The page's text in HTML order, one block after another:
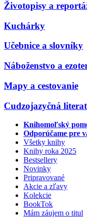
Životopisy a
Kuchárky
Učebnice a slovníky
Náboženstvo a
Mapy a cestovanie
Cudzojazyčná
Knihomoľský
Odporúčame pre
Všetky knihy
Knihy roka 2025
Bestsellery
Novinky
Pripravované
Akcie a zľavy
Kolekcie
BookTok
Mám záujem o titul